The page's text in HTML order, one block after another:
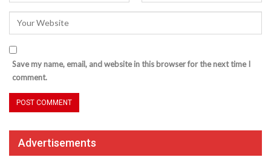
Save my name, email, and website in this browser for the next time I
comment.
Advertisements